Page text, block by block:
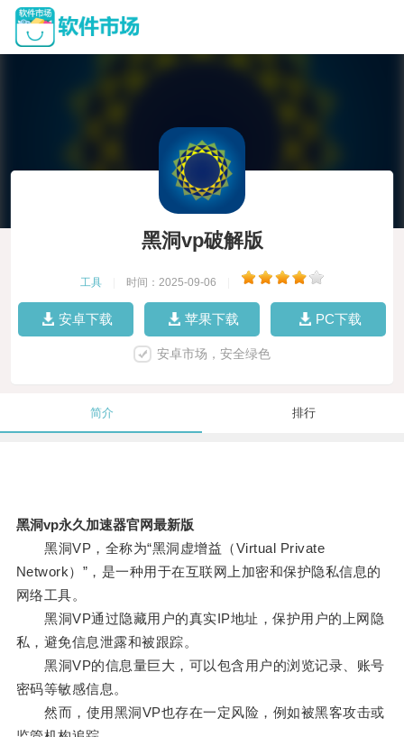
黑洞vp破解版
工具 时间：2025-09-06
安卓下载 苹果下载 PC下载
安卓市场，安全绿色
简介 排行
黑洞vp永久加速器官网最新版
黑洞VP，全称为“黑洞虚增益（Virtual Private
Network）”，是一种用于在互联网上加密和保护隐私信息的
网络工具。
黑洞VP通过隐藏用户的真实IP地址，保护用户的上网隐
私，避免信息泄露和被跟踪。
黑洞VP的信息量巨大，可以包含用户的浏览记录、账号
密码等敏感信息。
然而，使用黑洞VP也存在一定风险，例如被黑客攻击或